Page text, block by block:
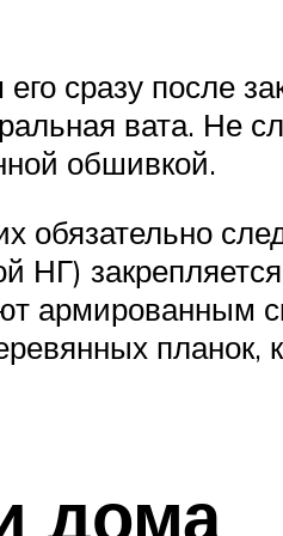
сразу после
вата. Не
обшивкой.
НГ)
армированным
планок,
дома